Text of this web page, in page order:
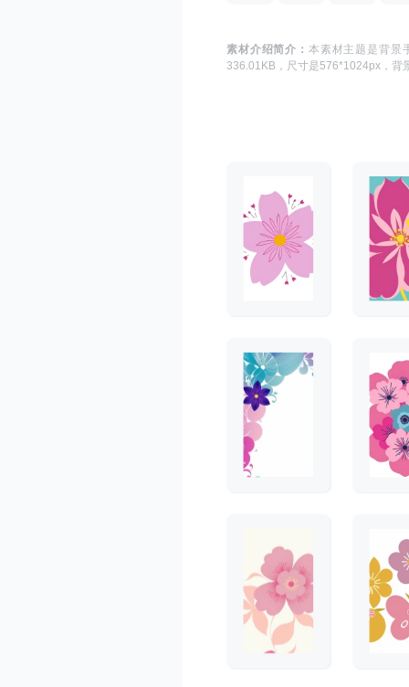
素材介绍简介： 本素材主题是背景
336.01KB ，尺寸是576*1024px， 背